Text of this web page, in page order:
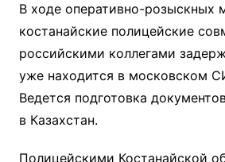
В ходе оперативно-розыскных
костанайские полицейские
российскими коллегами
уже находится в московском
Ведется подготовка
в Казахстан.
Полицейскими Костанайской